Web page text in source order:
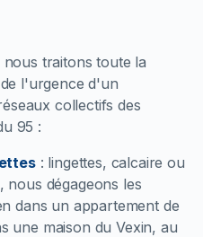
traitons toute la
l'urgence d'un
collectifs des
95 :
: lingettes, calcaire ou
nous dégageons les
dans un appartement de
une maison du Vexin, au